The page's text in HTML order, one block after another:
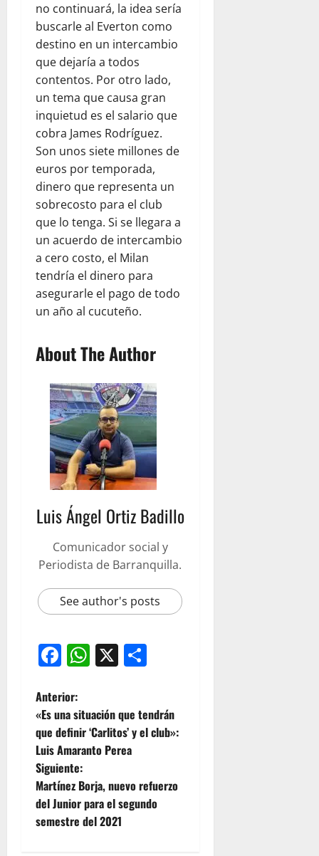
no continuará, la idea sería
buscarle al Everton como
destino en un intercambio
que dejaría a todos
contentos. Por otro lado,
un tema que causa gran
inquietud es el salario que
cobra James Rodríguez.
Son unos siete millones de
euros por temporada,
dinero que representa un
sobrecosto para el club
que lo tenga. Si se llegara a
un acuerdo de intercambio
a cero costo, el Milan
tendría el dinero para
asegurarle el pago de todo
un año al cucuteño.
About The Author
Luis Ángel Ortiz Badillo
Comunicador social y
Periodista de Barranquilla.
See author's posts
Facebook
WhatsApp
X
Anterior:
« Es una situación que tendrán
que definir ‘Carlitos’ y el club»:
Luis Amaranto Perea
Siguiente:
Martínez Borja, nuevo refuerzo
del Junior para el segundo
semestre del 2021